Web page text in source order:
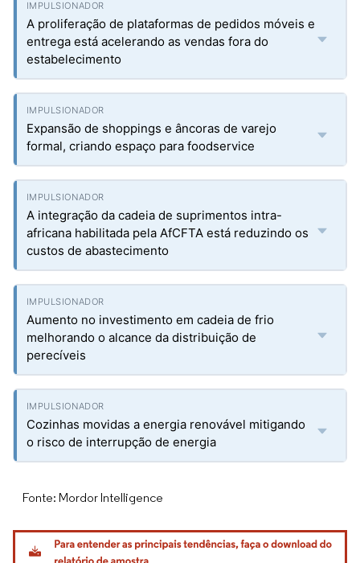
A proliferação de plataformas de pedidos móveis e
entrega está acelerando as vendas fora do
estabelecimento
Expansão de shoppings e âncoras de varejo
formal, criando espaço para foodservice
A integração da cadeia de suprimentos intra-
africana habilitada pela AfCFTA está reduzindo os
custos de abastecimento
Aumento no investimento em cadeia de frio
melhorando o alcance da distribuição de
perecíveis
Cozinhas movidas a energia renovável mitigando
o risco de interrupção de energia
Fonte: Mordor Intelligence